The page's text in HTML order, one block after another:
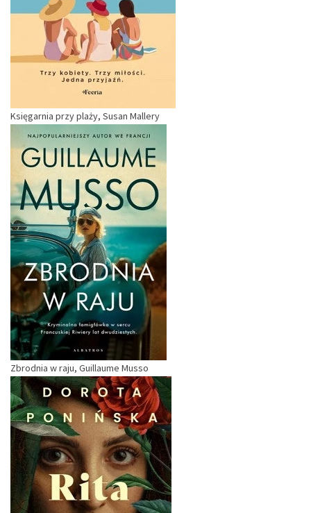
Księgarnia przy plaży, Susan Mallery
Zbrodnia w raju, Guillaume Musso